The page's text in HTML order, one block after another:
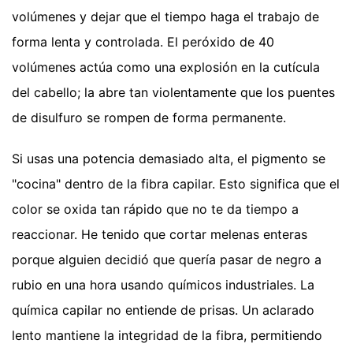
volúmenes y dejar que el tiempo haga el trabajo de
forma lenta y controlada. El peróxido de 40
volúmenes actúa como una explosión en la cutícula
del cabello; la abre tan violentamente que los puentes
de disulfuro se rompen de forma permanente.
Si usas una potencia demasiado alta, el pigmento se
"cocina" dentro de la fibra capilar. Esto significa que el
color se oxida tan rápido que no te da tiempo a
reaccionar. He tenido que cortar melenas enteras
porque alguien decidió que quería pasar de negro a
rubio en una hora usando químicos industriales. La
química capilar no entiende de prisas. Un aclarado
lento mantiene la integridad de la fibra, permitiendo